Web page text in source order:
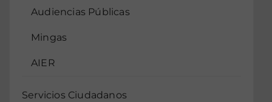
Audiencias Públicas
Mingas
AIER
Servicios Ciudadanos